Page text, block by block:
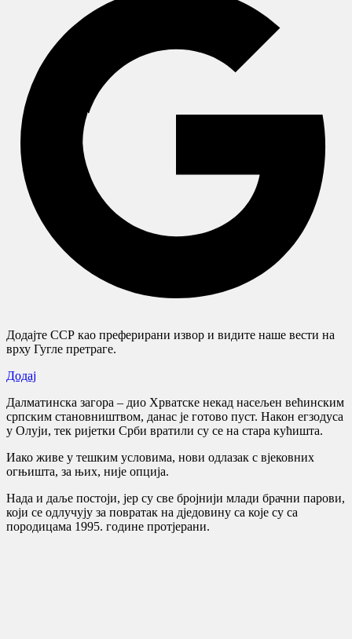
Додајте ССР као преферирани извор и видите наше вести на
врху Гугле претраге.
Додај
Далматинска загора – дио Хрватске некад насељен већинским
српским становништвом, данас је готово пуст. Након егзодуса
у Олуји, тек ријетки Срби вратили су се на стара кућишта.
Иако живе у тешким условима, нови одлазак с вјековних
огњишта, за њих, није опција.
Нада и даље постоји, јер су све бројнији млади брачни парови,
који се одлучују за повратак на дједовину са које су са
породицама 1995. године протјерани.